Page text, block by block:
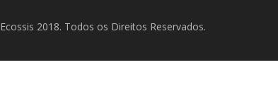
Ecossis 2018. Todos os Direitos Reservados.